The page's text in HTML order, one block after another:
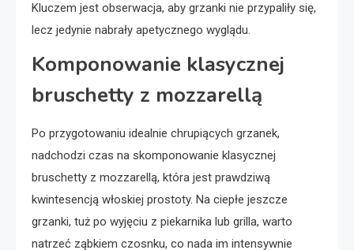
Kluczem jest obserwacja, aby grzanki nie przypaliły się,
lecz jedynie nabrały apetycznego wyglądu.
Komponowanie klasycznej
bruschetty z mozzarellą
Po przygotowaniu idealnie chrupiących grzanek,
nadchodzi czas na skomponowanie klasycznej
bruschetty z mozzarellą, która jest prawdziwą
kwintesencją włoskiej prostoty. Na ciepłe jeszcze
grzanki, tuż po wyjęciu z piekarnika lub grilla, warto
natrzeć ząbkiem czosnku, co nada im intensywnie